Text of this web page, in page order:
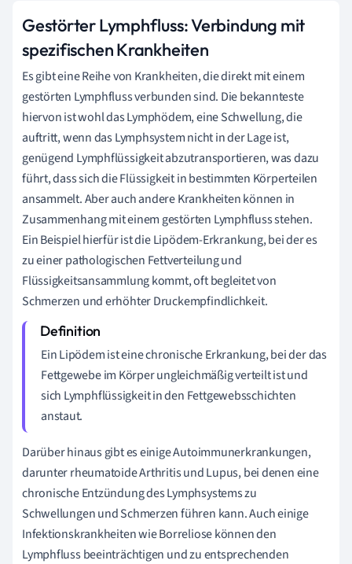
Gestörter Lymphfluss: Verbindung mit
spezifischen Krankheiten
Es gibt eine Reihe von Krankheiten, die direkt mit einem
gestörten Lymphfluss verbunden sind. Die bekannteste
hiervon ist wohl das Lymphödem, eine Schwellung, die
auftritt, wenn das Lymphsystem nicht in der Lage ist,
genügend Lymphflüssigkeit abzutransportieren, was dazu
führt, dass sich die Flüssigkeit in bestimmten Körperteilen
ansammelt. Aber auch andere Krankheiten können in
Zusammenhang mit einem gestörten Lymphfluss stehen.
Ein Beispiel hierfür ist die Lipödem-Erkrankung, bei der es
zu einer pathologischen Fettverteilung und
Flüssigkeitsansammlung kommt, oft begleitet von
Schmerzen und erhöhter Druckempfindlichkeit.
Ein Lipödem ist eine chronische Erkrankung, bei der das
Fettgewebe im Körper ungleichmäßig verteilt ist und
sich Lymphflüssigkeit in den Fettgewebsschichten
anstaut.
Darüber hinaus gibt es einige Autoimmunerkrankungen,
darunter rheumatoide Arthritis und Lupus, bei denen eine
chronische Entzündung des Lymphsystems zu
Schwellungen und Schmerzen führen kann. Auch einige
Infektionskrankheiten wie Borreliose können den
Lymphfluss beeinträchtigen und zu entsprechenden